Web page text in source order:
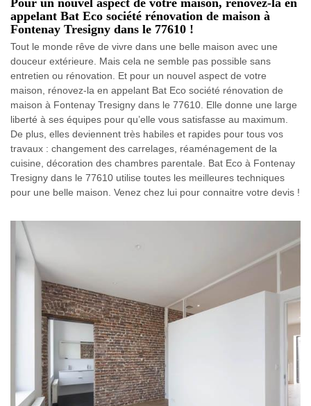
appelant Bat Eco société rénovation de maison à
Fontenay Tresigny dans le 77610 !
Tout le monde rêve de vivre dans une belle maison avec une
douceur extérieure. Mais cela ne semble pas possible sans
entretien ou rénovation. Et pour un nouvel aspect de votre
maison, rénovez-la en appelant Bat Eco société rénovation de
maison à Fontenay Tresigny dans le 77610. Elle donne une large
liberté à ses équipes pour qu’elle vous satisfasse au maximum.
De plus, elles deviennent très habiles et rapides pour tous vos
travaux : changement des carrelages, réaménagement de la
cuisine, décoration des chambres parentale. Bat Eco à Fontenay
Tresigny dans le 77610 utilise toutes les meilleures techniques
pour une belle maison. Venez chez lui pour connaitre votre devis !